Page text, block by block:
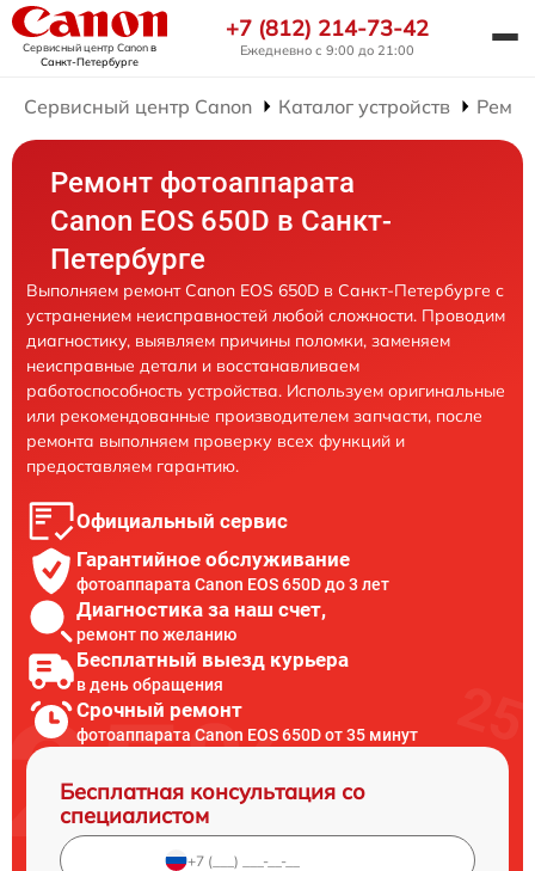
Сервисный центр Canonв
Санкт-Петербурге
+7 (812) 214-73-42
Ежедневно с 9:00 до 21:00
Сервисный центр Canon Каталог устройств
Ремонт фотоаппарата
Canon EOS 650D в Санкт-
Петербурге
Выполняем ремонт Canon EOS 650D в Санкт-Петербурге с
устранением неисправностей любой сложности. Проводим
диагностику, выявляем причины поломки, заменяем
неисправные детали и восстанавливаем
работоспособность устройства. Используем оригинальные
или рекомендованные производителем запчасти, после
ремонта выполняем проверку всех функций и
предоставляем гарантию.
Официальный сервис
Гарантийное обслуживание
фотоаппарата Canon EOS 650D до 3 лет
Диагностика за наш счет,
ремонт по желанию
Бесплатный выезд курьера
в день обращения
Срочный ремонт
фотоаппарата Canon EOS 650D от 35 минут
Бесплатная консультация со
специалистом